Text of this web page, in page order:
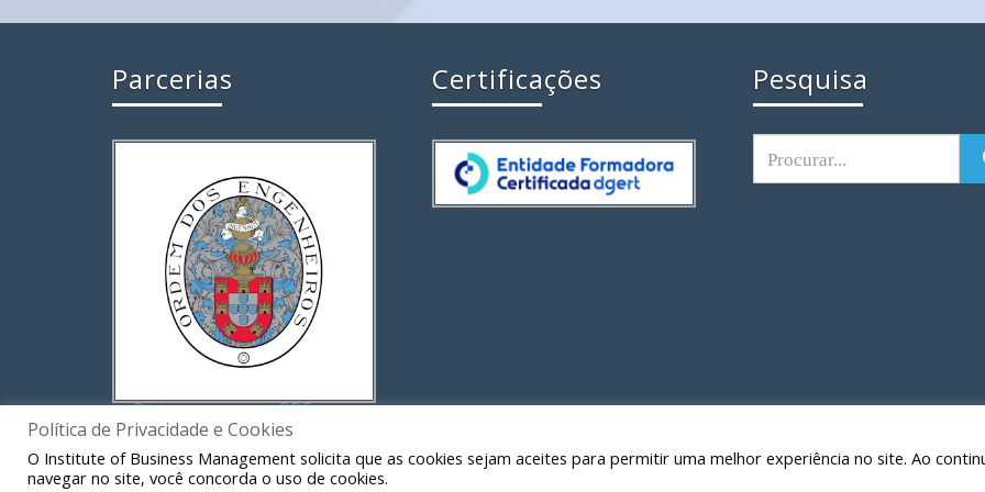
Parcerias Certificações Pesquisa
Política de Privacidade e Cookies
O Institute of Business Management solicita que as cookies sejam aceites para permitir uma melhor experiência no site. Ao
navegar no site, você concorda o uso de cookies.